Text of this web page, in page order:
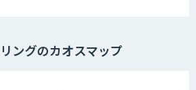
ングのカオスマップ